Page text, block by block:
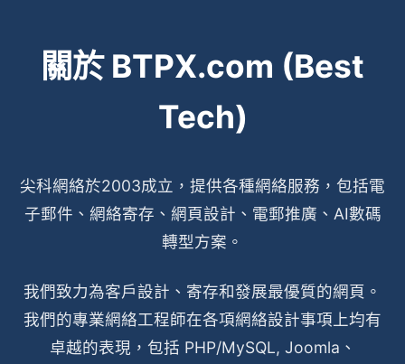
關於 BTPX.com (Best
Tech)
尖科網絡於2003成立，提供各種網絡服務，包括電
子郵件、網絡寄存、網頁設計、電郵推廣、AI數碼
轉型方案。
我們致力為客戶設計、寄存和發展最優質的網頁。
我們的專業網絡工程師在各項網絡設計事項上均有
卓越的表現，包括 PHP/MySQL, Joomla、